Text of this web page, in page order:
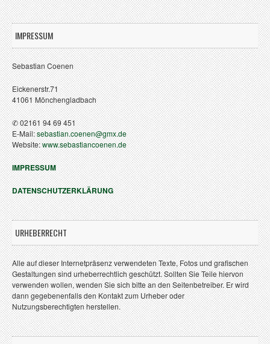
IMPRESSUM
Sebastian Coenen
Eickenerstr.71
41061 Mönchengladbach
✆ 02161 94 69 451
E-Mail:sebastian.coenen@gmx.de
Website:www.sebastiancoenen.de
IMPRESSUM
DATENSCHUTZERKLÄRUNG
URHEBERRECHT
Alle auf dieser Internetpräsenz verwendeten Texte, Fotos und grafischen
Gestaltungen sind urheberrechtlich geschützt. Sollten Sie Teile hiervon
verwenden wollen, wenden Sie sich bitte an den Seitenbetreiber. Er wird
dann gegebenenfalls den Kontakt zum Urheber oder
Nutzungsberechtigten herstellen.